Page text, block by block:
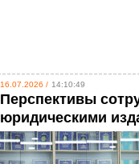
16.07.2026 / 14:10:49
Перспективы
юридическими